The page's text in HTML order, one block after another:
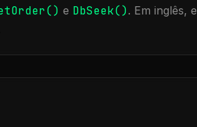
e DbSeek(). Em inglês,